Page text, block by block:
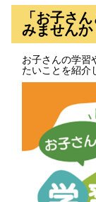
「お子さ
みませんか
お子さんの学習
たいことを紹介